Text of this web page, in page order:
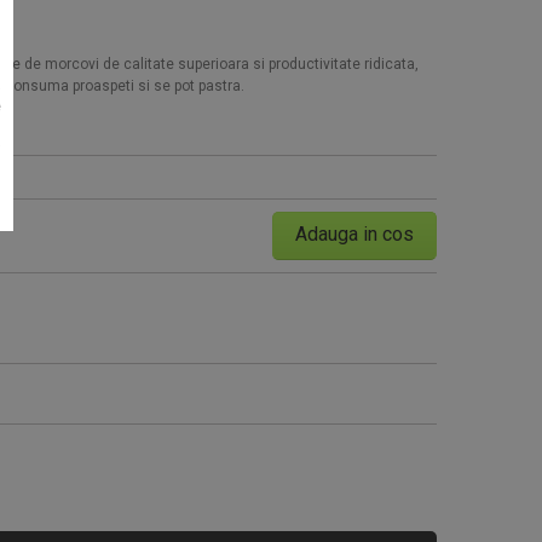
de morcovi de calitate superioara si productivitate ridicata,
proaspeti si se pot pastra.
Adauga in cos
Seminte tomate Tomsk F1 1000